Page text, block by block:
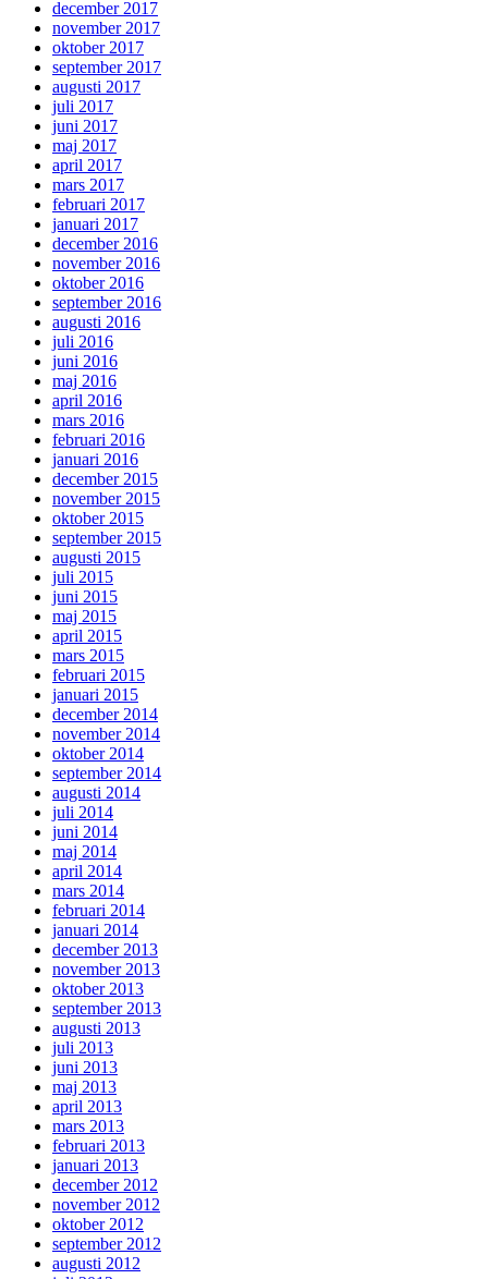
december 2017
november 2017
oktober 2017
september 2017
augusti 2017
juli 2017
juni 2017
maj 2017
april 2017
mars 2017
februari 2017
januari 2017
december 2016
november 2016
oktober 2016
september 2016
augusti 2016
juli 2016
juni 2016
maj 2016
april 2016
mars 2016
februari 2016
januari 2016
december 2015
november 2015
oktober 2015
september 2015
augusti 2015
juli 2015
juni 2015
maj 2015
april 2015
mars 2015
februari 2015
januari 2015
december 2014
november 2014
oktober 2014
september 2014
augusti 2014
juli 2014
juni 2014
maj 2014
april 2014
mars 2014
februari 2014
januari 2014
december 2013
november 2013
oktober 2013
september 2013
augusti 2013
juli 2013
juni 2013
maj 2013
april 2013
mars 2013
februari 2013
januari 2013
december 2012
november 2012
oktober 2012
september 2012
augusti 2012